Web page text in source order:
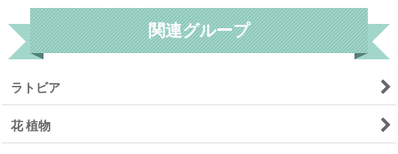
関連グループ
ラトビア
花 植物